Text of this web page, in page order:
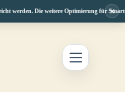
Die weitere Optimierung für ×